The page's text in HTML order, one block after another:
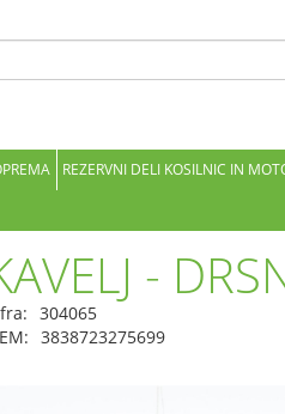
REZERVNI DELI KOSILNIC IN
-
304065
3838723275699